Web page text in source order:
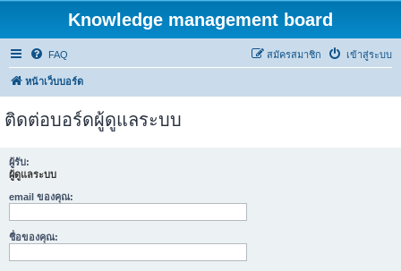
Knowledge management board
FAQ เข้าสู่ระบบ
สมัครสมาชิก
หน้าเว็บบอร์ด
ติดต่อบอร์ดผู้ดูแลระบบ
ผู้รับ:
ผู้ดูแลระบบ
email ของคุณ:
ชื่อของคุณ: